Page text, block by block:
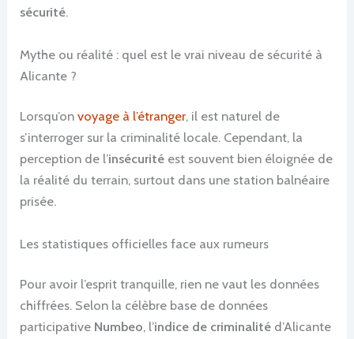
sécurité.
Mythe ou réalité : quel est le vrai niveau de sécurité à
Alicante ?
Lorsqu’onvoyage à l’étranger, il est naturel de
s’interroger sur la criminalité locale. Cependant, la
perception de l’insécurité est souvent bien éloignée de
la réalité du terrain, surtout dans une station balnéaire
prisée.
Les statistiques officielles face aux rumeurs
Pour avoir l’esprit tranquille, rien ne vaut les données
chiffrées. Selon la célèbre base de données
participative Numbeo, l’indice de criminalité d’Alicante